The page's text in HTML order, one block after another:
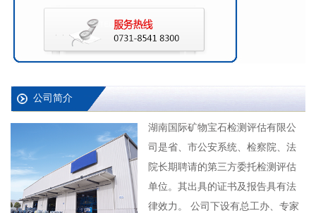
公司简介
湖南国际矿物宝石检测评估有限公
司是省、市公安系统、检察院、法
院长期聘请的第三方委托检测评估
单位。其出具的证书及报告具有法
律效力。 公司下设有总工办、专家